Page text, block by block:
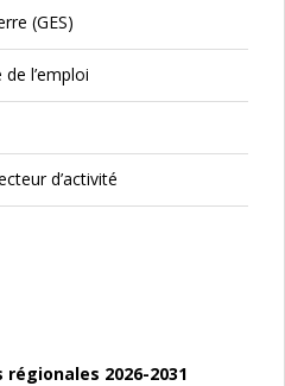
(GES)
l’emploi
d’activité
2026-2031